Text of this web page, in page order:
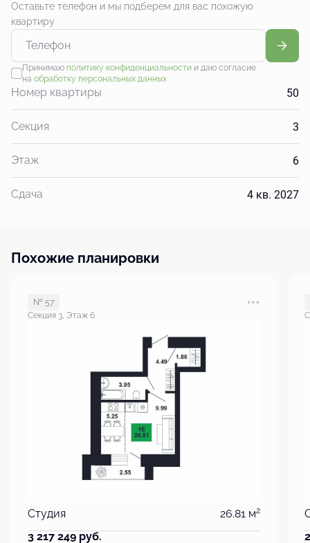
Оставьте телефон и мы подберем для вас похожую
квартиру
Принимаю политику конфиденциальностии даю согласие
на обработку персональных данных
Номер квартиры 50
Секция 3
Этаж 6
Сдача 4 кв. 2027
Похожие планировки
№ 57
Секция 3, Этаж 6
Студия 26.81 м2
3 217 249 руб.